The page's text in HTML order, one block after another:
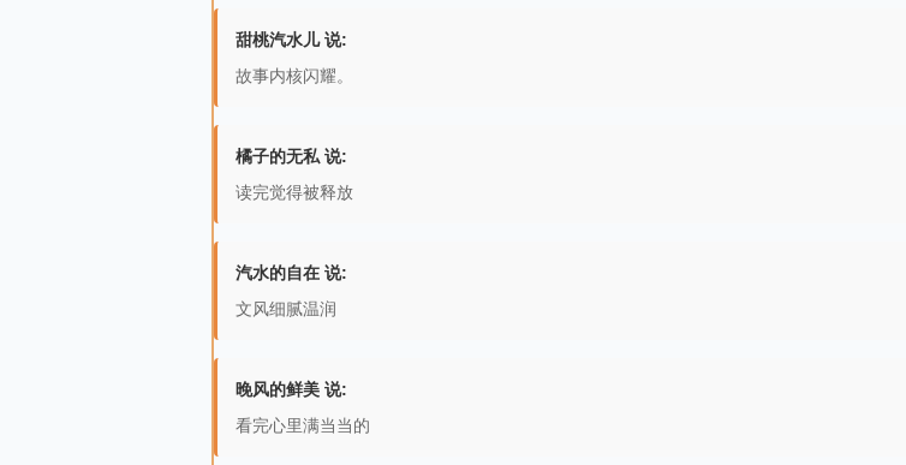
甜桃汽水儿 说:
故事内核闪耀。
橘子的无私 说:
读完觉得被释放
汽水的自在 说:
文风细腻温润
晚风的鲜美 说:
看完心里满当当的